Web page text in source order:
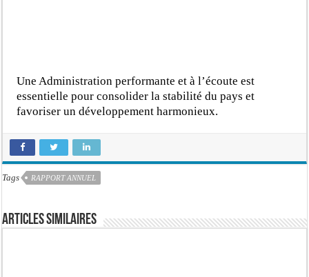
Une Administration performante et à l’écoute est
essentielle pour consolider la stabilité du pays et
favoriser un développement harmonieux.
Tags RAPPORT ANNUEL
Articles similaires